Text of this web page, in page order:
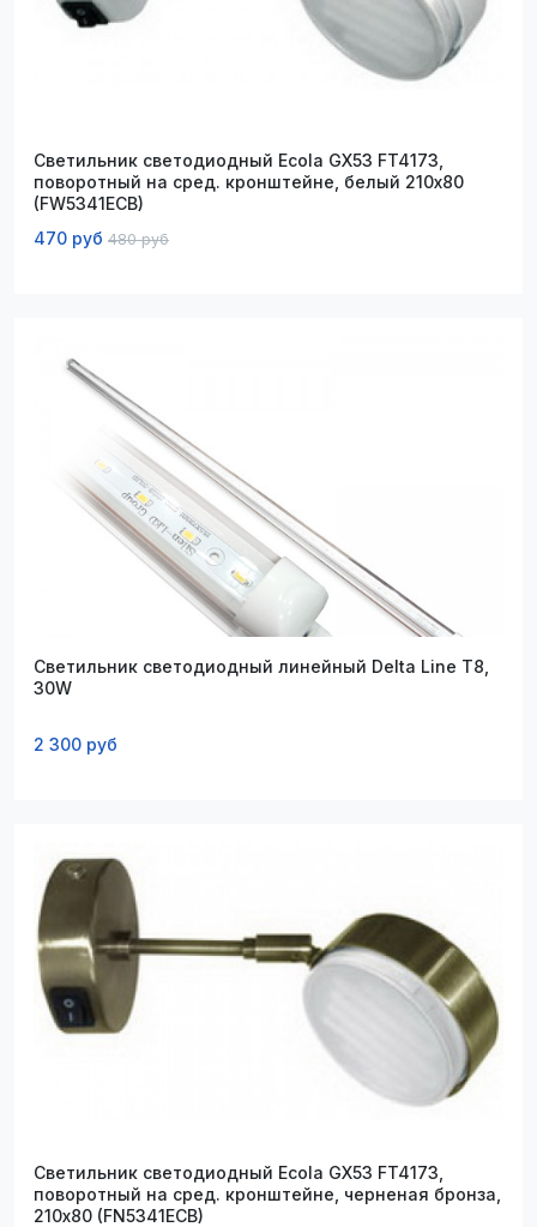
Светильник светодиодный Ecola GX53 FT4173,
поворотный на сред. кронштейне, белый 210х80
(FW5341ECB)
470 руб 480 руб
Светильник светодиодный линейный Delta Line Т8,
30W
2 300 руб
Светильник светодиодный Ecola GX53 FT4173,
поворотный на сред. кронштейне, черненая бронза,
210х80 (FN5341ECB)